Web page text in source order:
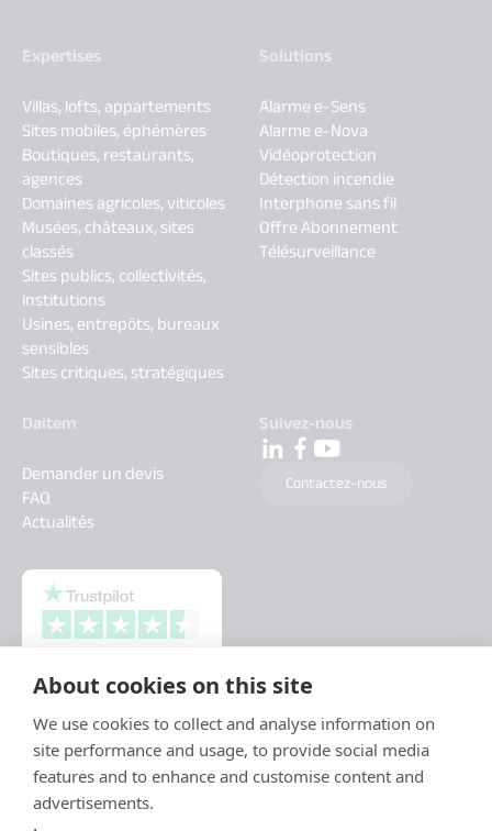
About cookies on this site
We use cookies to collect and analyse information on
site performance and usage, to provide social media
features and to enhance and customise content and
advertisements.
Expertises
Villas, lofts, appartements
Sites mobiles, éphémères
Boutiques, restaurants,
agences
Domaines agricoles, viticoles
Musées, châteaux, sites
classés
Sites publics, collectivités,
institutions
Usines, entrepôts, bureaux
sensibles
Sites critiques, stratégiques
Solutions
Alarme e-Sens
Alarme e-Nova
Vidéoprotection
Détection incendie
Interphone sans fil
Offre Abonnement
Télésurveillance
Daitem
Demander un devis
FAQ
Actualités
Suivez-nous
Contactez-nous